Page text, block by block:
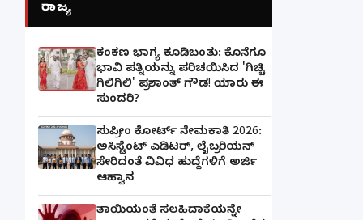
ರಾಜ್ಯ
ಕಂಕಣ ಭಾಗ್ಯ ಕೂಡಿಬಂತು: ಕೊನೆಗೂ
ಭಾವಿ ಪತ್ನಿಯನ್ನು ಪರಿಚಯಿಸಿದ 'ಗಿಚ್ಚಿ
ಗಿಲಿಗಿಲಿ' ಪ್ರಶಾಂತ್ ಗೌಡ! ಯಾರು ಈ
ಸುಂದರಿ?
ಸುಪ್ರೀಂ ಕೋರ್ಟ್ ನೇಮಕಾತಿ 2026:
ಅಸಿಸ್ಟೆಂಟ್ ಎಡಿಟರ್, ಲೈಬ್ರರಿಯನ್
ಸೇರಿದಂತೆ ವಿವಿಧ ಹುದ್ದೆಗಳಿಗೆ ಅರ್ಜಿ
ಆಹ್ವಾನ
ತಾಯಿಯಂತೆ ಸಲಹಿದಾಕೆಯನ್ನೇ